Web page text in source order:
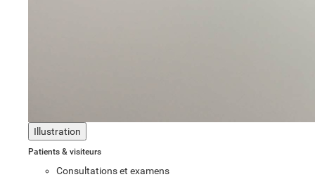
Illustration
Patients & visiteurs
Consultations et examens